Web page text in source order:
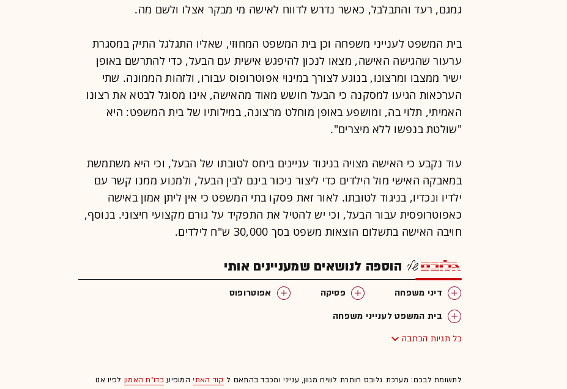
גמגם, רעד והתבלבל, כאשר נדרש לדווח לאישה מי מבקר אצלו ולשם מה.
בית המשפט לענייני משפחה וכן בית המשפט המחוזי, שאליו התגלגל התיק במסגרת
ערעור שהגישה האישה, מצאו לנכון להיפגש אישית עם הבעל, כדי להתרשם באופן
ישיר ממצבו ומרצונו, בנוגע לצורך במינוי אפוטרופוס עבורו, ולזהות הממונה. שתי
הערכאות הגיעו למסקנה כי הבעל חושש מאוד מהאישה, אינו מסוגל לבטא את רצונו
האמיתי, תלוי בה, ומושפע באופן מוחלט מרצונה, במילותיו של בית המשפט: היא
"שולטת בנפשו ללא מיצרים".
עוד נקבע כי האישה מצויה בניגוד עניינים ביחס לטובתו של הבעל, וכי היא משתמשת
במאבקה האישי מול הילדים כדי ליצור ניכור בינם לבין הבעל, ולמנוע ממנו קשר עם
ילדיו ונכדיו, בניגוד לטובתו. לאור זאת פסקו בתי המשפט כי אין ליתן אמון באישה
כאפוטרופסית עבור הבעל, וכי יש להטיל את התפקיד על גורם מקצועי חיצוני. בנוסף,
חויבה האישה בתשלום הוצאות משפט בסך 30,000 ש"ח לילדים.
הוספה לנושאים שמעניינים אותי
דיני משפחה פסיקה
אפוטרופוס
בית המשפט לענייני משפחה
כל תגיות הכתבה
לתשומת לבכם: מערכת גלובס חותרת לשיח מגוון, ענייני ומכבד בהתאם ל קוד האתיהמופיעבדו"ח האמון לפיו אנו